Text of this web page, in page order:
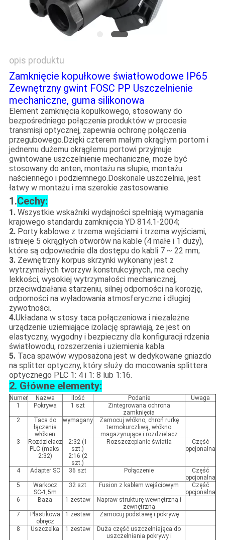
opis produktu
Zamknięcie kopułkowe światłowodowe IP65
Zewnętrzny gwint FOSC PP Uszczelnienie
mechaniczne, guma silikonowa
Element zamknięcia kopułkowego, stosowany do
bezpośredniego połączenia produktów w procesie
transmisji optycznej, zapewnia ochronę połączenia
przegubowego.Dzięki czterem małym okrągłym portom i
jednemu dużemu okrągłemu portowi przyjmuje
gwintowane uszczelnienie mechaniczne, może być
stosowany do anten, montażu na słupie, montażu
naściennego i podziemnego.Doskonale uszczelnia, jest
łatwy w montażu i ma szerokie zastosowanie.
1.Cechy:
1.Wszystkie wskaźniki wydajności spełniają wymagania
krajowego standardu zamknięcia YD 814.1-2004;
2.Porty kablowe z trzema wejściami i trzema wyjściami,
istnieje 5 okrągłych otworów na kable (4 małe i 1 duży),
które są odpowiednie dla dostępu do kabli 7 ~ 22 mm;
3.Zewnętrzny korpus skrzynki wykonany jest z
wytrzymałych tworzyw konstrukcyjnych, ma cechy
lekkości, wysokiej wytrzymałości mechanicznej,
przeciwdziałania starzeniu, silnej odporności na korozję,
odporności na wyładowania atmosferyczne i długiej
żywotności.
4.Układana w stosy taca połączeniowa i niezależne
urządzenie uziemiające izolację sprawiają, że jest on
elastyczny, wygodny i bezpieczny dla konfiguracji rdzenia
światłowodu, rozszerzenia i uziemienia kabla.
5.Taca spawów wyposażona jest w dedykowane gniazdo
na splitter optyczny, który służy do mocowania splittera
optycznego PLC 1: 4 i 1: 8 lub 1:16.
2. Główne elementy:
Numer Nazwa Ilość Podanie
Uwaga
1
Pokrywa 1 szt
Zintegrowana ochrona
zamknięcia
2
Taca do
łączenia
włókien
wymagany
Zamocuj włókno, chroń rurkę
termokurczliwą, włókno
magazynujące i rozdzielacz
3
Rozdzielacz
PLC (maks.
2:32)
2:32 (1
szt.)
2:16 (2
szt.)
Rozszczepianie światła
Część
opcjonalna
4 Adapter SC 36 szt Połączenie
Część
opcjonalna
5
Warkocz
SC-1,5m
32 szt Fusion z kablem wejściowym
Część
opcjonalna
6
Baza 1 zestaw
Napraw strukturę wewnętrzną i
zewnętrzną
7
Plastikowa
obręcz
1 zestaw Zamocuj podstawę i pokrywę
8 Uszczelka 1 zestaw
Duża część uszczelniająca do
uszczelniania pokrywy i